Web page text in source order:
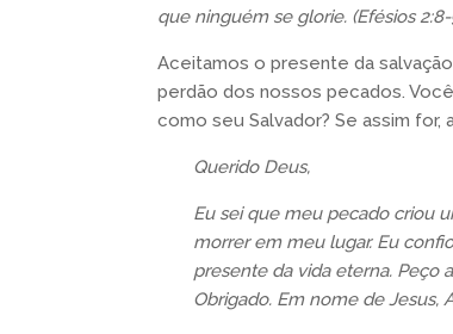
que ninguém se glorie. (Efésios
Aceitamos o presente da
perdão dos nossos pecados.
como seu Salvador? Se assim
Querido Deus,
Eu sei que meu pecado criou
morrer em meu lugar. Eu
presente da vida eterna. Peço
Obrigado. Em nome de Jesus,